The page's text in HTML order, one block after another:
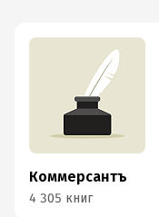
Коммерсантъ
4 305 книг